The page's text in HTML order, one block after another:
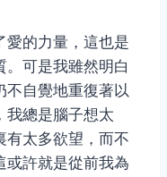
愛的力量，這也是
可是我雖然明白
不自覺地重復著以
我總是腦子想太
有太多欲望，而不
或許就是從前我為